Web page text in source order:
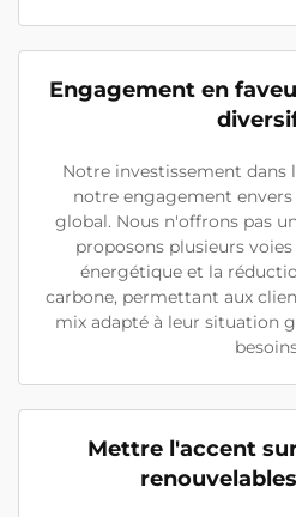
Engagement en
Notre investissement dans
notre engagement
global. Nous n'offrons pas
proposons plusieurs
énergétique et la
carbone, permettant aux
mix adapté à leur situation
Mettre l'accent